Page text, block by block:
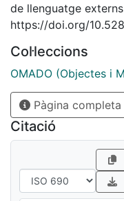
de llenguatge
https://doi.org/
Col·leccions
OMADO (Objectes i
Pàgina
Citació